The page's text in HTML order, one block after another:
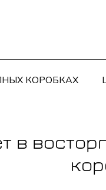
КОРОБКАХ
в